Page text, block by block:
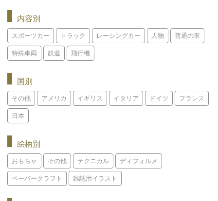
内容別
スポーツカー トラック レーシングカー 人物 普通の車
特殊車両 鉄道 飛行機
国別
その他 アメリカ イギリス イタリア ドイツ フランス
日本
絵柄別
おもちゃ その他 テクニカル ディフォルメ
ペーパークラフト 雑誌用イラスト